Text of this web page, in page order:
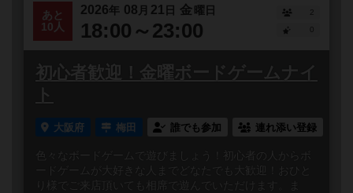
あと
10人
2026年 08 月 21 日 金曜日
18:00～23:00
2
初心者歓迎！金曜ボードゲームナイ
ト
大阪府 梅田 誰でも参加 連れ添い登録
色々なボードゲームで遊びましょう！初心者の人からボ
ードゲームが大好きな人までどなたでも大歓迎！おひと
り様でご来店頂いても相席で遊んでいただけます。ま